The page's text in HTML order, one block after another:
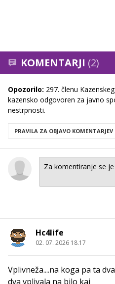
KOMENTARJI (2)
Opozorilo: 297. členu
kazensko odgovoren za javno
nestrpnosti.
PRAVILA ZA OBJAVO KOMENTARJEV
Hc4life
02. 07. 2026 18.17
Vplivneža....na koga pa ta
dva vplivala na bilo kaj